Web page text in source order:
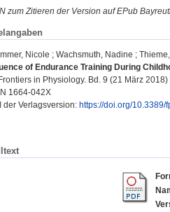
zum Zitieren der Version auf EPub
Nicole ; Wachsmuth, Nadine ;
of Endurance Training During
Frontiers in Physiology. Bd. 9 (21 März 2018)
1664-042X
der Verlagsversion: https://doi.org/10.3389/